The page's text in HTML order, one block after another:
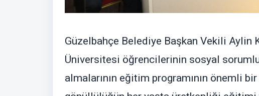
Güzelbahçe Belediye Başkan Vekili Aylin
Üniversitesi öğrencilerinin sosyal
almalarının eğitim programının önemli